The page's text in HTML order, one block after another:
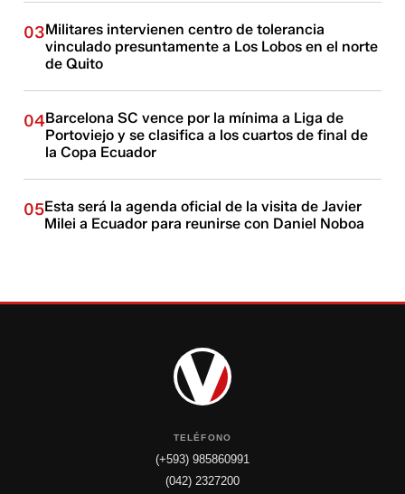
03Militares intervienen centro de tolerancia
vinculado presuntamente a Los Lobos en el norte
de Quito
04Barcelona SC vence por la mínima a Liga de
Portoviejo y se clasifica a los cuartos de final de
la Copa Ecuador
05Esta será la agenda oficial de la visita de Javier
Milei a Ecuador para reunirse con Daniel Noboa
TELÉFONO
(+593) 985860991
(042) 2327200